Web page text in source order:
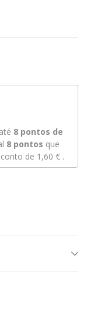
8pontos de
8 pontos que
de 1,60 €.